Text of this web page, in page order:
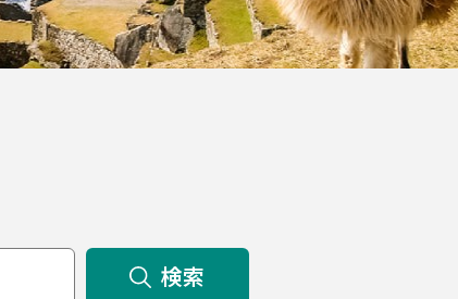
特集 学生旅行特集 サマーセール
検索